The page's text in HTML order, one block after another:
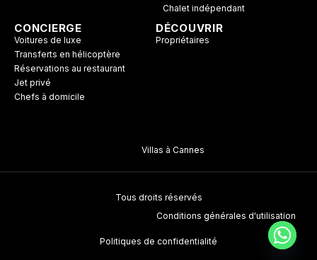
Chalet indépendant
CONCIERGE
Voitures de luxe
Transferts en hélicoptère
Réservations au restaurant
Jet privé
Chefs à domicile
DÉCOUVRIR
Propriétaires
Villas à Cannes
Tous droits réservés
Conditions générales d'utilisation
Politiques de confidentialité